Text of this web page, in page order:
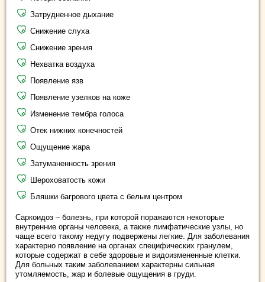
Затрудненное дыхание
Снижение слуха
Снижение зрения
Нехватка воздуха
Появление язв
Появление узелков на коже
Изменение тембра голоса
Отек нижних конечностей
Ощущение жара
Затуманенность зрения
Шероховатость кожи
Бляшки багрового цвета с белым центром
Саркоидоз – болезнь, при которой поражаются некоторые
внутренние органы человека, а также лимфатические узлы, но
чаще всего такому недугу подвержены легкие. Для заболевания
характерно появление на органах специфических гранулем,
которые содержат в себе здоровые и видоизмененные клетки.
Для больных таким заболеванием характерны сильная
утомляемость, жар и болевые ощущения в груди.